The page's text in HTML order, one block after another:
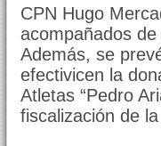
CPN Hugo
acompañados
Además, se
efectivicen la
Atletas “Pedro
fiscalización de